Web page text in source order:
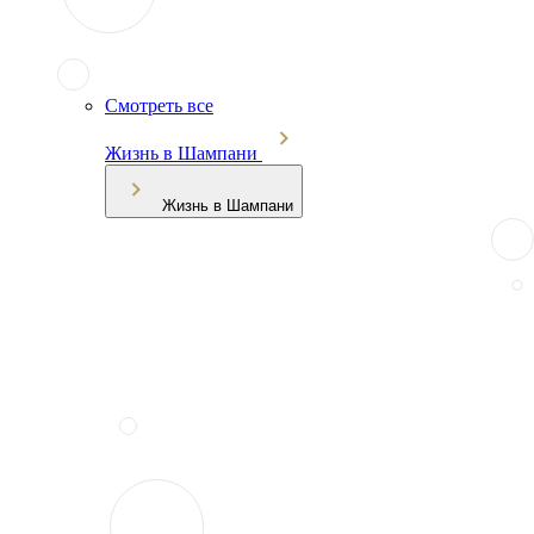
Смотреть все
Жизнь в Шампани
Жизнь в Шампани